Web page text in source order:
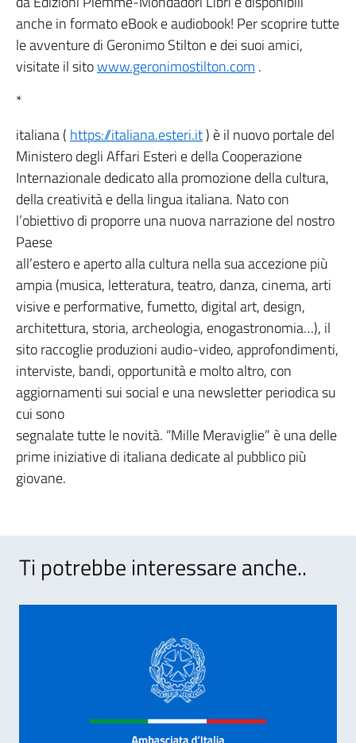
anche in formato eBook e audiobook! Per scoprire tutte
le avventure di Geronimo Stilton e dei suoi amici,
visitate il sitowww.geronimostilton.com .
*
italiana ( https://italiana.esteri.it) è il nuovo portale del
Ministero degli Affari Esteri e della Cooperazione
Internazionale dedicato alla promozione della cultura,
della creatività e della lingua italiana. Nato con
l’obiettivo di proporre una nuova narrazione del nostro
Paese
all’estero e aperto alla cultura nella sua accezione più
ampia (musica, letteratura, teatro, danza, cinema, arti
visive e performative, fumetto, digital art, design,
architettura, storia, archeologia, enogastronomia…), il
sito raccoglie produzioni audio-video, approfondimenti,
interviste, bandi, opportunità e molto altro, con
aggiornamenti sui social e una newsletter periodica su
cui sono
segnalate tutte le novità. “Mille Meraviglie” è una delle
prime iniziative di italiana dedicate al pubblico più
giovane.
Ti potrebbe interessare anche..